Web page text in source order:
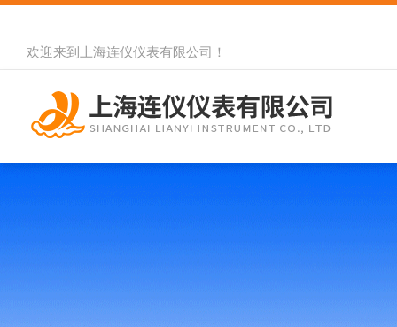
欢迎来到 上海连仪仪表有限公司 ！